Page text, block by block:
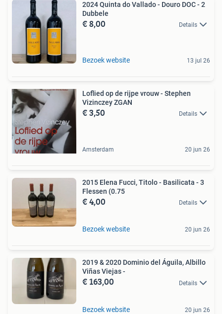
2024 Quinta do Vallado - Douro DOC - 2
Dubbele
€ 8,00 Details
Bezoek website 13 jul 26
Loflied op de rijpe vrouw - Stephen
Vizinczey ZGAN
€ 3,50 Details
Amsterdam 20 jun 26
2015 Elena Fucci, Titolo - Basilicata - 3
Flessen (0.75
€ 4,00 Details
Bezoek website 20 jun 26
2019 & 2020 Dominio del Águila, Albillo
Viñas Viejas -
€ 163,00 Details
Bezoek website 20 jun 26